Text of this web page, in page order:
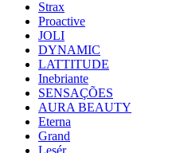
Strax
Proactive
JOLI
DYNAMIC
LATTITUDE
Inebriante
SENSAÇÕES
AURA BEAUTY
Eterna
Grand
Lesér